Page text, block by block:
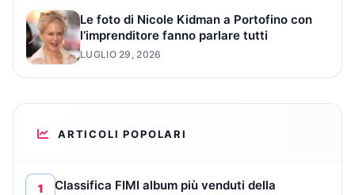
Le foto di Nicole Kidman a Portofino con
l’imprenditore fanno parlare tutti
LUGLIO 29, 2026
ARTICOLI POPOLARI
1
Classifica FIMI album più venduti della